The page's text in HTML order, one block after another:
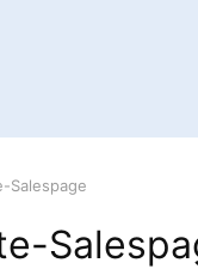
Salespage